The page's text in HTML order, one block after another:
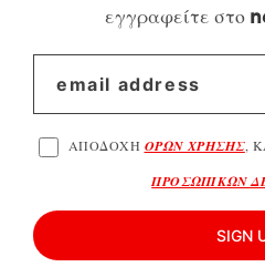
εγγραφείτε στο
ΑΠΟΔΟΧΗ ΟΡΩΝ ΧΡΗΣΗΣ,
ΠΡΟΣΩΠΙΚΩΝ
SIGN